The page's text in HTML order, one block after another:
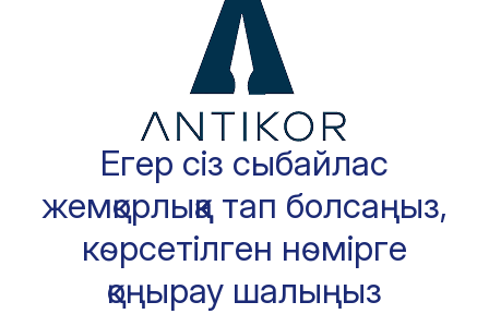
Егер сіз сыбайлас
жемқорлыққа тап болсаңыз,
көрсетілген нөмірге
қоңырау шалыңыз